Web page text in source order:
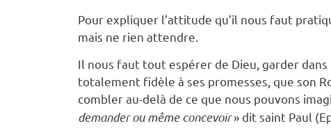
Pour expliquer l’attitude qu’il nous faut
mais ne rien attendre.
Il nous faut tout espérer de Dieu, garder
totalement fidèle à ses promesses, que son
combler au-delà de ce que nous pouvons
demander ou même concevoir» dit saint Paul